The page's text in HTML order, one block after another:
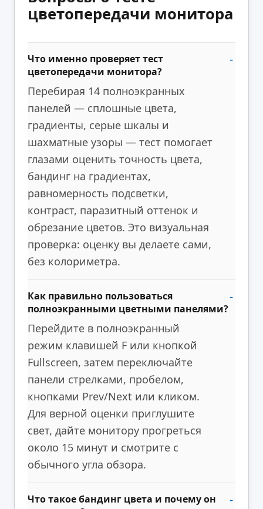
цветопередачи монитора
Что именно проверяет тест
цветопередачи монитора?
Перебирая 14 полноэкранных
панелей — сплошные цвета,
градиенты, серые шкалы и
шахматные узоры — тест помогает
глазами оценить точность цвета,
бандинг на градиентах,
равномерность подсветки,
контраст, паразитный оттенок и
обрезание цветов. Это визуальная
проверка: оценку вы делаете сами,
без колориметра.
Как правильно пользоваться
полноэкранными цветными панелями?
Перейдите в полноэкранный
режим клавишей F или кнопкой
Fullscreen, затем переключайте
панели стрелками, пробелом,
кнопками Prev/Next или кликом.
Для верной оценки приглушите
свет, дайте монитору прогреться
около 15 минут и смотрите с
обычного угла обзора.
Что такое бандинг цвета и почему он